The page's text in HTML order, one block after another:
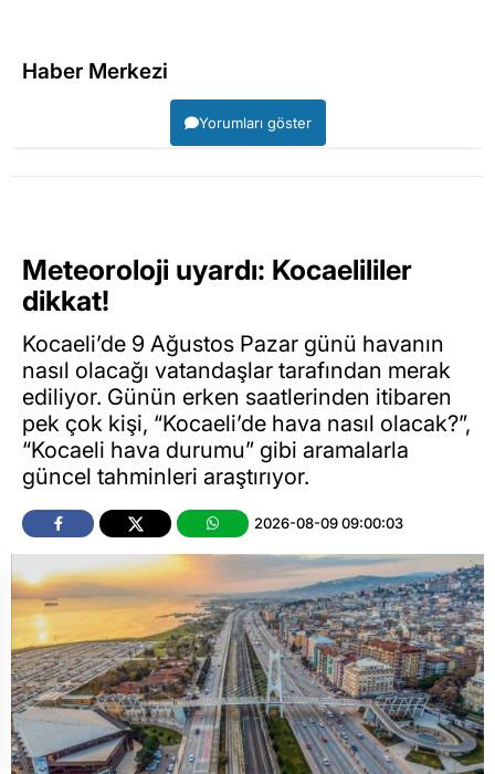
Haber Merkezi
Yorumları göster
Meteoroloji uyardı: Kocaelililer
dikkat!
Kocaeli’de 9 Ağustos Pazar günü havanın
nasıl olacağı vatandaşlar tarafından merak
ediliyor. Günün erken saatlerinden itibaren
pek çok kişi, “Kocaeli’de hava nasıl olacak?”,
“Kocaeli hava durumu” gibi aramalarla
güncel tahminleri araştırıyor.
2026-08-09 09:00:03